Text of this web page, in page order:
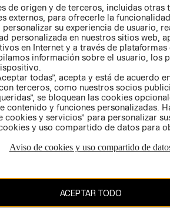
GIFT CARD
AVISO DE
web está protegido por copyright y es
de origen y de terceros, incluidas otras
externos, para ofrecerle la
su experiencia de usuario,
personalizada en nuestros sitios web,
en Internet y a través de plataformas
información sobre el usuario, los
todas”, acepta y está de acuerdo
terceros, como nuestros socios
se bloquean las cookies
contenido y funciones personalizadas.
cookies y servicios” para personalizar
y uso compartido de datos para
Aviso de cookies y uso compartido de
ACEPTAR TODO